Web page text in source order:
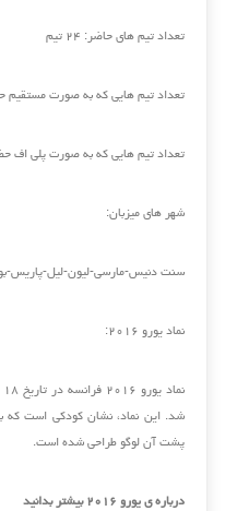
تعداد تیم های حاضر: ۲۴ تیم
تعداد تیم هایی که به صورت مستقیم حضور
تعداد تیم هایی که به صورت پلی اف حضور
شهر های میزبان:
سنت دنیس-مارسی-لیون-لیل-پاریس-
نماد یورو ۲۰۱۶:
شد. این نماد، نشان کودکی است که
پشت آن لوگو طراحی شده است.
درباره ی یورو ۲۰۱۶ بیشتر بدانید